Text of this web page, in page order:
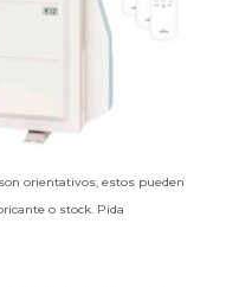
orientativos, estos pueden
o stock. Pida